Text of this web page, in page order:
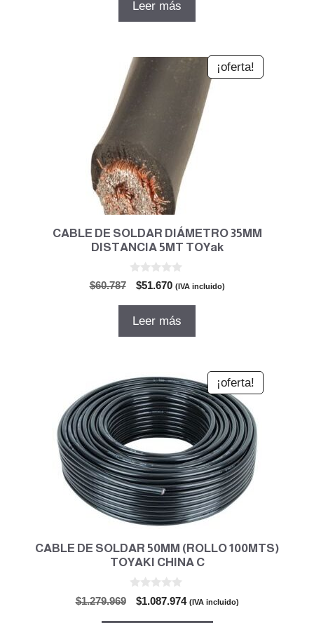
Leer más
¡oferta!
CABLE DE SOLDAR DIÁMETRO 35MM
DISTANCIA 5MT TOYak
$60.787
El
original
$51.670El
actual
(IVA incluido)
Leer más
¡oferta!
CABLE DE SOLDAR 50MM (ROLLO 100MTS)
TOYAKI CHINA C
$1.279.969
El
$1.087.974El(IVA incluido)